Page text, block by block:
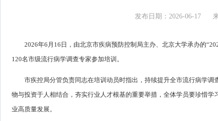
发布日期：2026-06-17
2026年6月16日，由北京市疾病预防控制局主办、北京大学承办的
120名市级流行病学调查专家参加培训。
市疾控局分管负责同志在培训动员时指出，持续提升全市流行病学
物与投资于人相结合，夯实行业人才根基的重要举措，全体学员要珍惜
业高质量发展。